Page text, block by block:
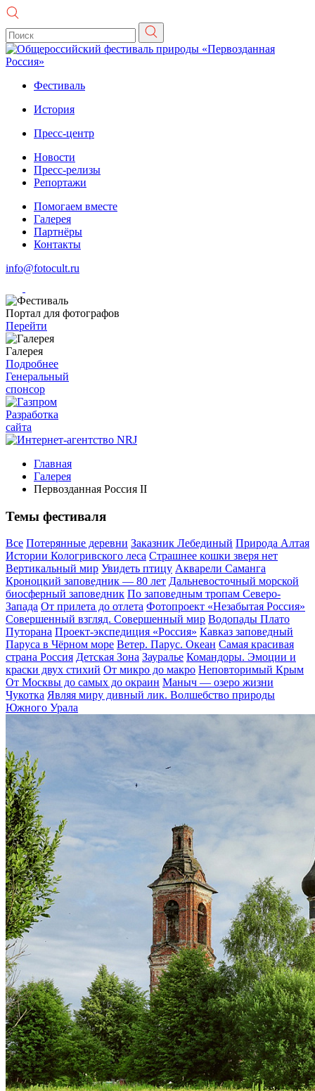
Фестиваль
История
Пресс-центр
Новости
Пресс-релизы
Репортажи
Помогаем вместе
Галерея
Партнёры
Контакты
info@fotocult.ru
Портал для фотографов
Перейти
Галерея
Подробнее
Генеральный
спонсор
Разработка
сайта
Главная
Галерея
Первозданная Россия II
Темы фестиваля
Все Потерянные деревни Заказник Лебединый Природа Алтая
Истории Кологривского леса Страшнее кошки зверя нет
Вертикальный мир Увидеть птицу Акварели Саманга
Кроноцкий заповедник — 80 лет Дальневосточный морской
биосферный заповедник По заповедным тропам Северо-
Запада От прилета до отлета Фотопроект «Незабытая Россия»
Совершенный взгляд. Совершенный мир Водопады Плато
Путорана Проект-экспедиция «Россия» Кавказ заповедный
Паруса в Чёрном море Ветер. Парус. Океан Самая красивая
страна Россия Детская Зона Зауралье Командоры. Эмоции и
краски двух стихий От микро до макро Неповторимый Крым
От Москвы до самых до окраин Маныч — озеро жизни
Чукотка Являя миру дивный лик. Волшебство природы
Южного Урала